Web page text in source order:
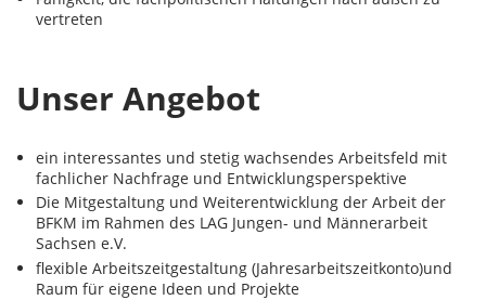
vertreten
Unser Angebot
ein interessantes und stetig wachsendes Arbeitsfeld mit
fachlicher Nachfrage und Entwicklungsperspektive
Die Mitgestaltung und Weiterentwicklung der Arbeit der
BFKM im Rahmen des LAG Jungen- und Männerarbeit
Sachsen e.V.
flexible Arbeitszeitgestaltung (Jahresarbeitszeitkonto)und
Raum für eigene Ideen und Projekte